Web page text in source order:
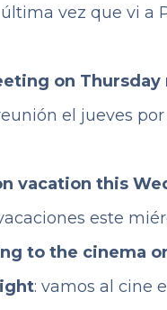
vez que vi a
on
el jueves por
vacation this
este
to the cinema
: vamos al cine